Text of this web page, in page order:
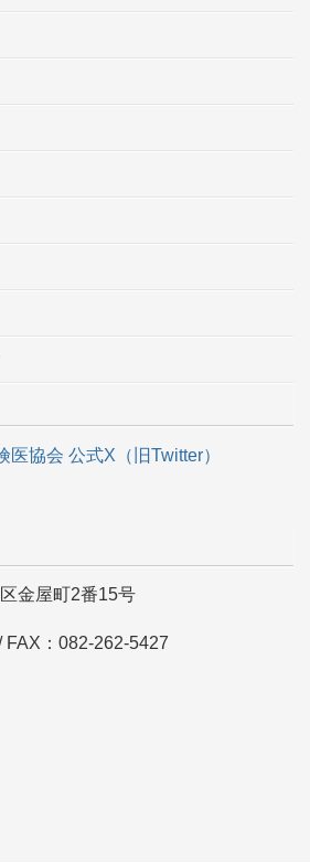
金屋町2番15号
：082-262-5427